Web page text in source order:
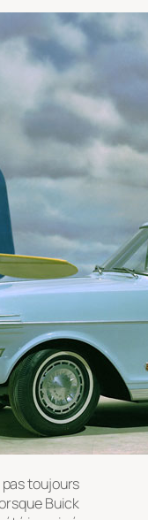
pas toujours
Buick